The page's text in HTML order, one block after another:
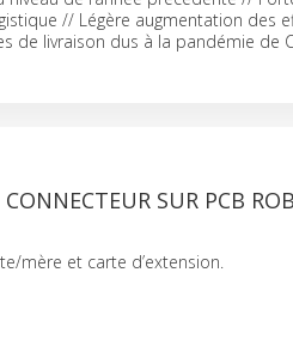
// Légère augmentation des
de livraison dus à la pandémie de
SUR PCB
mère et carte d’extension.